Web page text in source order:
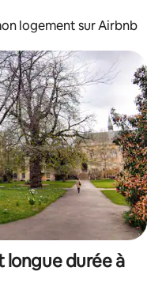
logement sur Airbnb
longue durée à